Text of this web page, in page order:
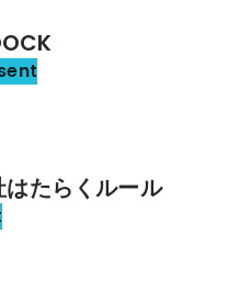
たらくルール